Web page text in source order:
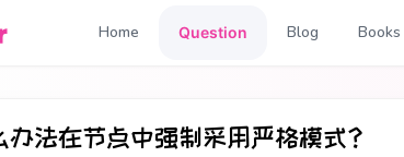
Home Question Blog Books
办法在节点中强制采用严格模式？